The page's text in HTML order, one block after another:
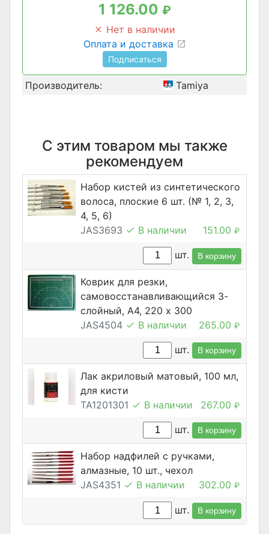
1 126.00 ₽
Нет в наличии
Оплата и доставка
Подписаться
Производитель: Tamiya
С этим товаром мы также
рекомендуем
Набор кистей из синтетического
волоса, плоские 6 шт. (№ 1, 2, 3,
4, 5, 6)
JAS3693
В наличии 151.00 ₽
шт. В корзину
Коврик для резки,
самовосстанавливающийся 3-
слойный, А4, 220 х 300
JAS4504
В наличии 265.00 ₽
шт. В корзину
Лак акриловый матовый, 100 мл,
для кисти
TA1201301
В наличии 267.00 ₽
шт. В корзину
Набор надфилей с ручками,
алмазные, 10 шт., чехол
JAS4351
В наличии 302.00 ₽
шт. В корзину